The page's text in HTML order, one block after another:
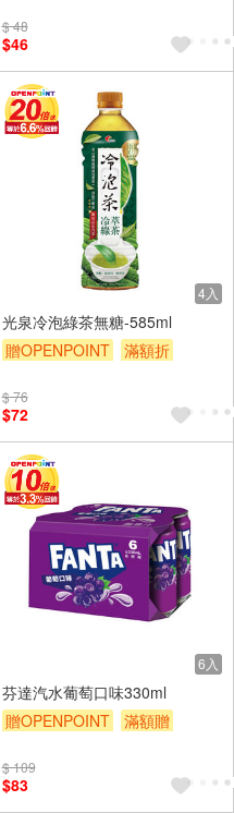
$ 48
$46
4入
光泉冷泡綠茶無糖-585ml
贈OPENPOINT
滿額折
$ 76
$72
6入
芬達汽水葡萄口味330ml
贈OPENPOINT
滿額贈
$ 109
$83